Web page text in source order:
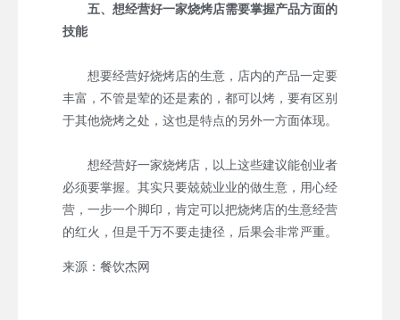
五、想经营好一家烧烤店需要掌握产品方面的
技能
想要经营好烧烤店的生意，店内的产品一定要
丰富，不管是荤的还是素的，都可以烤，要有区别
于其他烧烤之处，这也是特点的另外一方面体现。
想经营好一家烧烤店，以上这些建议能创业者
必须要掌握。其实只要兢兢业业的做生意，用心经
营，一步一个脚印，肯定可以把烧烤店的生意经营
的红火，但是千万不要走捷径，后果会非常严重。
来源：餐饮杰网